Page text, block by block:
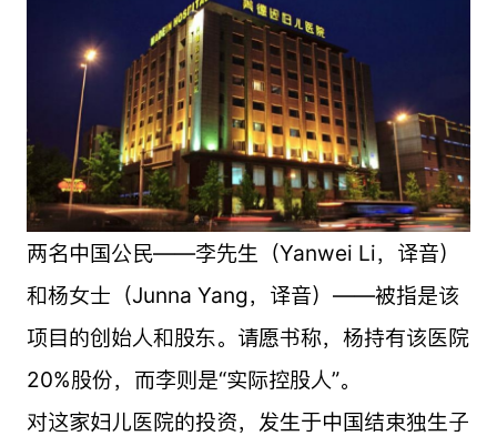
两名中国公民——李先生（Yanwei Li，译音）
和杨女士（Junna Yang，译音）——被指是该
项目的创始人和股东。请愿书称，杨持有该医院
20%股份，而李则是“实际控股人”。
对这家妇儿医院的投资，发生于中国结束独生子